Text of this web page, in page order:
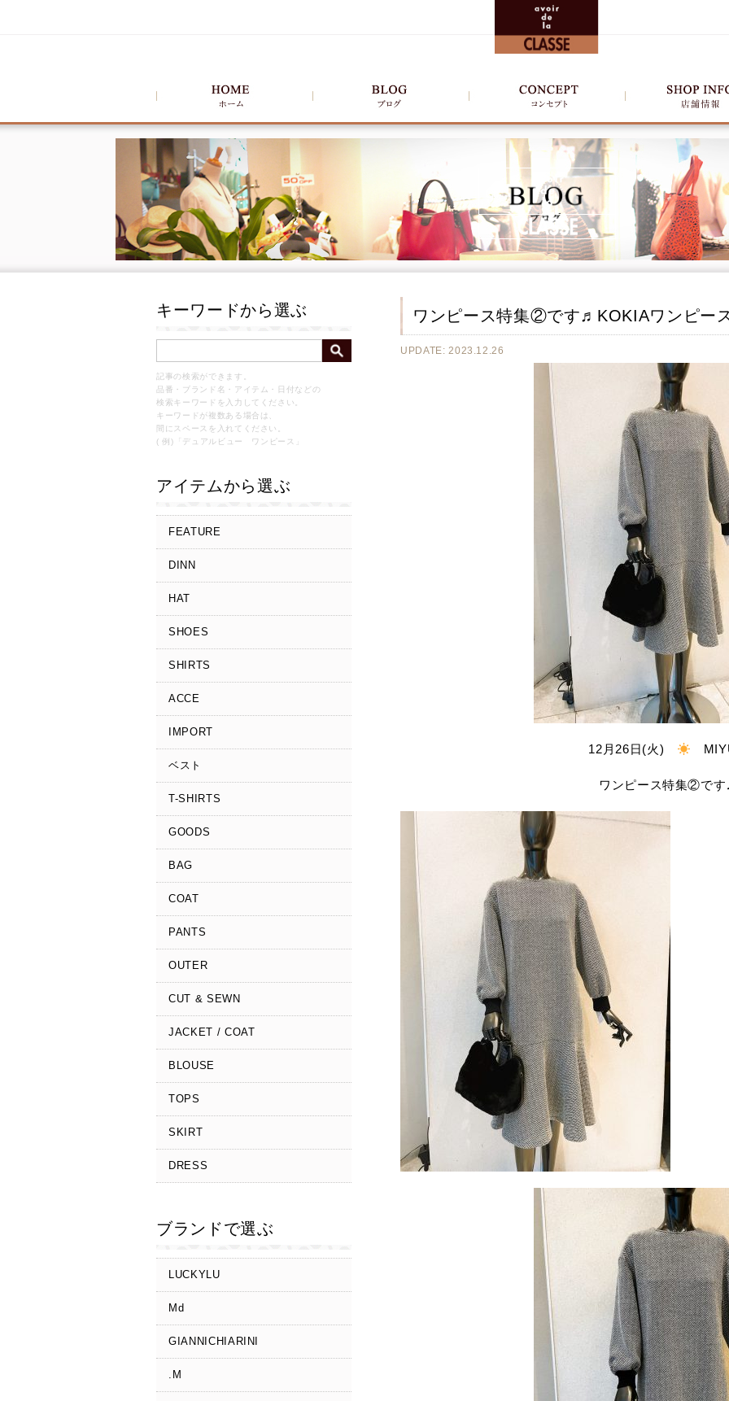
キーワードから選ぶ
記事の検索ができます。
品番・ブランド名・アイテム・日付などの
検索キーワードを入力してください。
キーワードが複数ある場合は、
間にスペースを入れてください。
( 例)「デュアルビュー ワンピース」
アイテムから選ぶ
FEATURE
DINN
HAT
SHOES
SHIRTS
ACCE
IMPORT
ベスト
T-SHIRTS
GOODS
BAG
COAT
PANTS
OUTER
CUT & SEWN
JACKET / COAT
BLOUSE
TOPS
SKIRT
DRESS
ブランドで選ぶ
LUCKYLU
Md
GIANNICHIARINI
.M
ワンピース特集②です♬KOKIAワンピー
UPDATE: 2023.12.26
12月26日(火)
ワンピース特集②で